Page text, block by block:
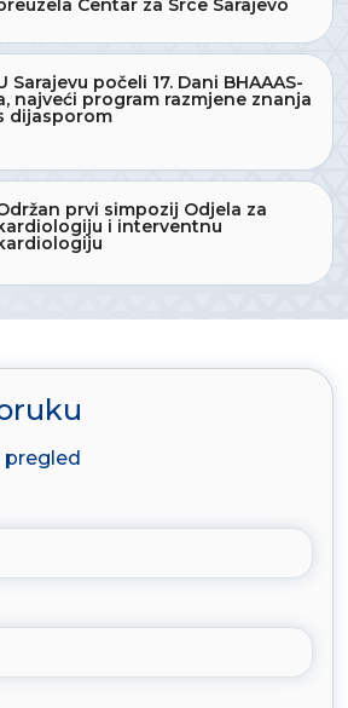
Centar za Srce Sarajevo
Sarajevu počeli 17. Dani BHAAAS-
najveći program razmjene znanja
dijasporom
prvi simpozij Odjela za
i interventnu
pregled